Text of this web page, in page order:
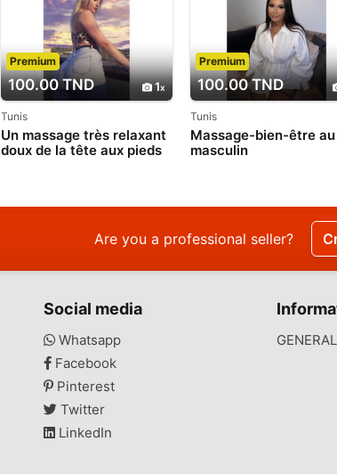
100.00 TND 1
Premium
Tunis
Un massage très relaxant
doux de la tête aux pieds
100.00 TND
Premium
Tunis
Massage-bien-être au
masculin
Are you a professional seller?
Social media
Whatsapp
Facebook
Pinterest
Twitter
LinkedIn